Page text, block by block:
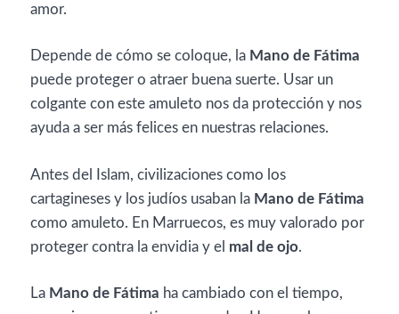
amor.
Depende de cómo se coloque, la Mano de Fátima
puede proteger o atraer buena suerte. Usar un
colgante con este amuleto nos da protección y nos
ayuda a ser más felices en nuestras relaciones.
Antes del Islam, civilizaciones como los
cartagineses y los judíos usaban la Mano de Fátima
como amuleto. En Marruecos, es muy valorado por
proteger contra la envidia y el mal de ojo.
La Mano de Fátima ha cambiado con el tiempo,